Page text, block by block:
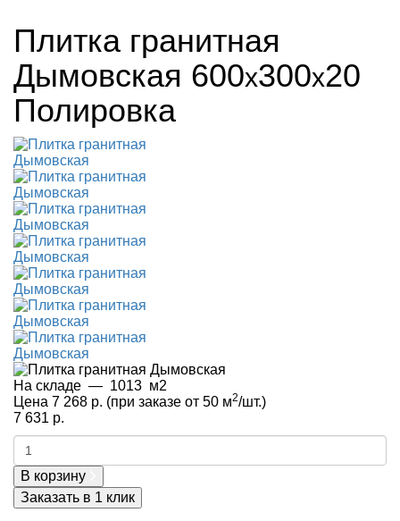
Плитка гранитная
Дымовская 600x300x20
Полировка
На складе — 1013 м2
Цена 7 268 р. (при заказе от 50 м2/шт.)
7 631 р.
В корзину
Заказать в 1 клик